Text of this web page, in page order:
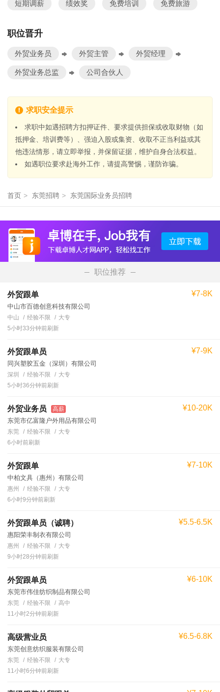
短期调薪 绩效奖 免费培训 免费旅游
职位晋升
外贸业务员 外贸主管 外贸经理
外贸业务总监 公司合伙人
求职安全提示
求职中如遇招聘方扣押证件、要求提供担保或收取财物（如
抵押金、培训费等）、强迫入股或集资、收取不正当利益或其
他违法情形，请立即举报，并保留证据，维护自身合法权益。
如遇职位要求赴海外工作，请提高警惕，谨防诈骗。
首页 > 东莞招聘 > 东莞国际业务员招聘
职位推荐
外贸跟单
中山市百德创意科技有限公司
¥7-8K
中山 经验不限
大专
5小时33分钟前刷新
外贸跟单员
同兴塑胶五金（深圳）有限公司
¥7-9K
深圳 经验不限
大专
5小时36分钟前刷新
外贸业务员 高薪
东莞市亿富隆户外用品有限公司
¥10-20K
东莞 经验不限
大专
6小时前刷新
外贸跟单
中柏文具（惠州）有限公司
¥7-10K
惠州 经验不限
大专
6小时9分钟前刷新
外贸跟单员（诚聘）
惠阳荣丰制衣有限公司
¥5.5-6.5K
惠州 经验不限
大专
9小时28分钟前刷新
外贸跟单员
东莞市伟佳纺织制品有限公司
¥6-10K
东莞 经验不限
高中
11小时2分钟前刷新
高级营业员
东莞创意纺织服装有限公司
¥6.5-6.8K
东莞 经验不限
大专
11小时6分钟前刷新